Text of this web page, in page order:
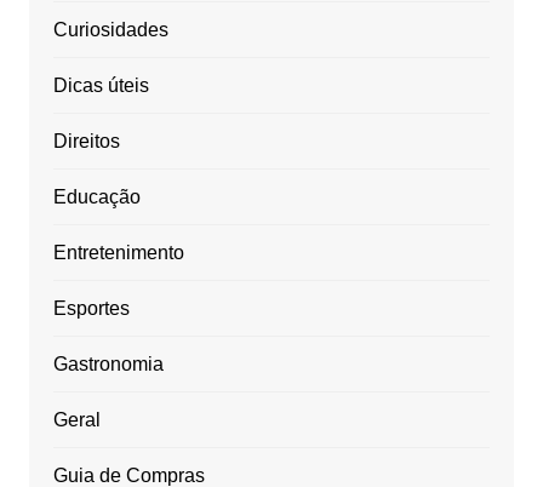
Curiosidades
Dicas úteis
Direitos
Educação
Entretenimento
Esportes
Gastronomia
Geral
Guia de Compras